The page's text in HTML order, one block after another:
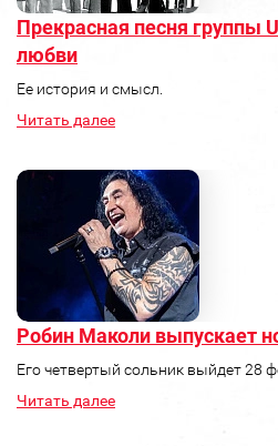
Прекрасная песня группы
любви
Ее история и смысл.
Читать далее
Робин Маколи выпускает
Его четвертый сольник выйдет 28
Читать далее